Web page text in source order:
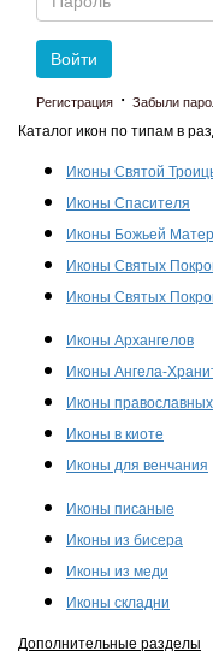
Войти
Регистрация · Забыли
Каталог икон по типам в
Иконы Святой
Иконы Спасителя
Иконы Божьей
Иконы Святых
Иконы Святых
Иконы Архангелов
Иконы Ангела-
Иконы
Иконы в киоте
Иконы для венчания
Иконы писаные
Иконы из бисера
Иконы из меди
Иконы складни
Дополнительные разделы